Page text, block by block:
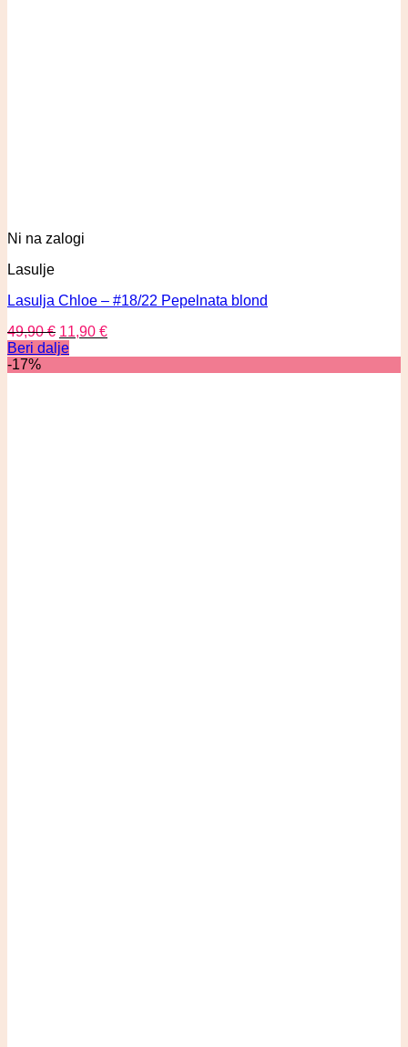
Ni na zalogi
Lasulje
Lasulja Chloe – #18/22 Pepelnata blond
49,90€ 11,90 €
Beri dalje
-17%